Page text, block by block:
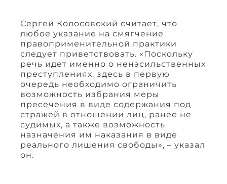
Сергей Колосовский считает, что
любое указание на смягчение
правоприменительной практики
следует приветствовать. «Поскольку
речь идет именно о ненасильственных
преступлениях, здесь в первую
очередь необходимо ограничить
возможность избрания меры
пресечения в виде содержания под
стражей в отношении лиц, ранее не
судимых, а также возможность
назначения им наказания в виде
реального лишения свободы», – указал
он.